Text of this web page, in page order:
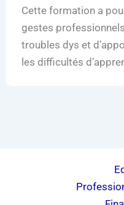
Cette formation a
gestes
troubles dys et
les difficultés